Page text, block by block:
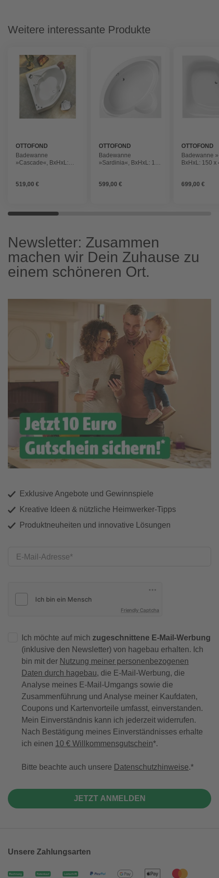
Weitere interessante Produkte
OTTOFOND
Badewanne
»Cascade«, BxHxL:
519,00 €
OTTOFOND
Badewanne
»Sardinia«, BxHxL: 151
599,00 €
OTTOFOND
Badewanne
BxHxL: 150 x
699,00 €
Newsletter: Zusammen
machen wir Dein Zuhause zu
einem schöneren Ort.
Exklusive Angebote und Gewinnspiele
Kreative Ideen & nützliche Heimwerker-Tipps
Produktneuheiten und innovative Lösungen
E-Mail-Adresse
Friendly Captcha
Ich möchte auf mich zugeschnittene E-Mail-Werbung
(inklusive den Newsletter) von hagebau erhalten. Ich
bin mit der Nutzung meiner personenbezogenen
Daten durch hagebau, die E-Mail-Werbung, die
Analyse meines E-Mail-Umgangs sowie die
Zusammenführung und Analyse meiner Kaufdaten,
Coupons und Kartenvorteile umfasst, einverstanden.
Mein Einverständnis kann ich jederzeit widerrufen.
Nach Bestätigung meines Einverständnisses erhalte
ich einen 10 € Willkommensgutschein*.
Bitte beachte auch unsere Datenschutzhinweise.
JETZT ANMELDEN
Unsere Zahlungsarten